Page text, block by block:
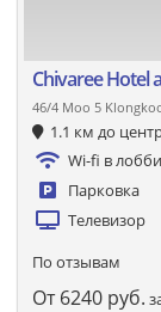
Chivaree Hotel
46/4 Moo 5
1.1 км до
Wi-fi в лобби
Парковка
Телевизор
По отзывам
От 6240 руб.